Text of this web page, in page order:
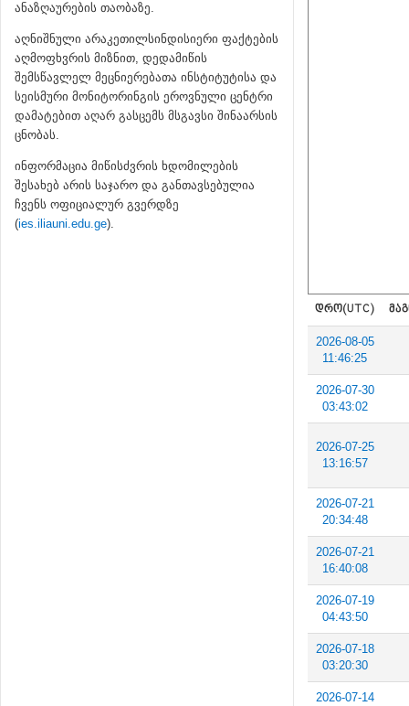
ანაზღაურების თაობაზე.
აღნიშნული არაკეთილსინდისიერი ფაქტების
აღმოფხვრის მიზნით, დედამიწის
შემსწავლელ მეცნიერებათა ინსტიტუტისა და
სეისმური მონიტორინგის ეროვნული ცენტრი
დამატებით აღარ გასცემს მსგავსი შინაარსის
ცნობას.
ინფორმაცია მიწისძვრის ხდომილების
შესახებ არის საჯარო და განთავსებულია
ჩვენს ოფიციალურ გვერდზე
(ies.iliauni.edu.ge).
ᲓᲠᲝ(UTC)
2026-08-05
11:46:25
2026-07-30
03:43:02
2026-07-25
13:16:57
2026-07-21
20:34:48
2026-07-21
16:40:08
2026-07-19
04:43:50
2026-07-18
03:20:30
2026-07-14